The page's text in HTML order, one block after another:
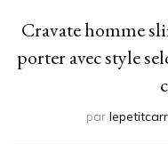
Cravate homme
porter avec style
par